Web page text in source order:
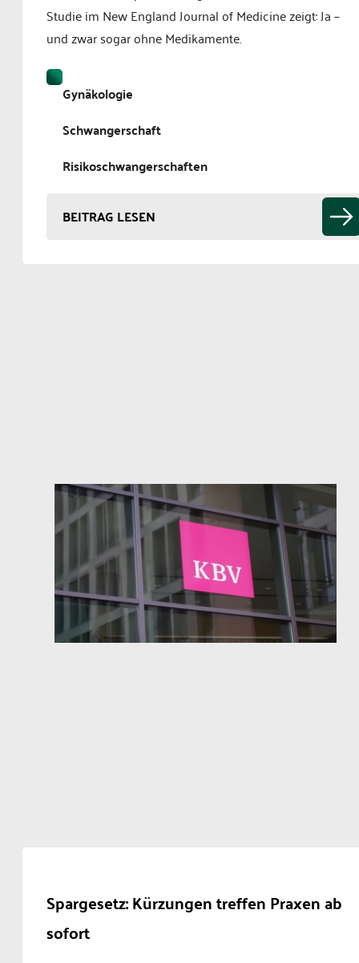
Studie im New England Journal of Medicine zeigt: Ja –
und zwar sogar ohne Medikamente.
Gynäkologie
Schwangerschaft
Risikoschwangerschaften
BEITRAG LESEN
Spargesetz: Kürzungen treffen Praxen ab
sofort